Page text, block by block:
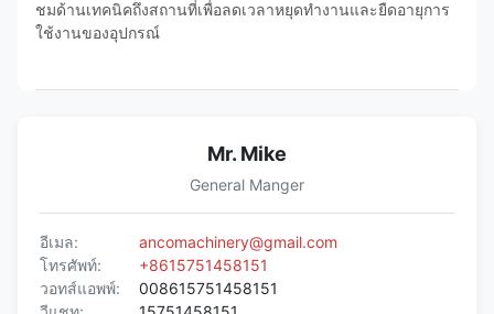
ชมด้านเทคนิคถึงสถานที่เพื่อลดเวลาหยุดทำงานและยืดอายุการ
ใช้งานของอุปกรณ์
Mr. Mike
General Manger
อีเมล:
ancomachinery@gmail.com
โทรศัพท์:
+8615751458151
วอทส์แอพพ์:
008615751458151